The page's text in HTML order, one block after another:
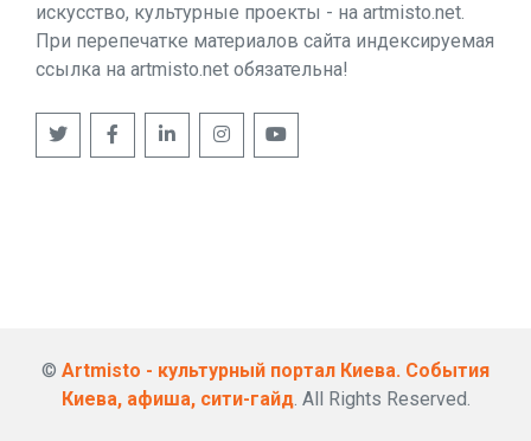
искусство, культурные проекты - на artmisto.net.
При перепечатке материалов сайта индексируемая
ссылка на artmisto.net обязательна!
© Artmisto - культурный портал Киева. События
Киева, афиша, сити-гайд. All Rights Reserved.